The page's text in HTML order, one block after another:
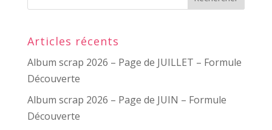
Articles récents
Album scrap 2026 – Page de JUILLET – Formule
Découverte
Album scrap 2026 – Page de JUIN – Formule
Découverte